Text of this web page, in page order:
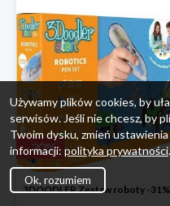
-30%
3DOODLER Zestaw roboty -31%
Używamy plików cookies, by
serwisów. Jeśli nie chcesz, by
Twoim dysku, zmień
informacji: polityka prywatności.
Ok, rozumiem